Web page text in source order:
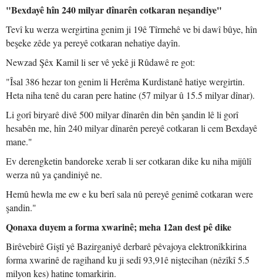
"Bexdayê hîn 240 milyar dînarên cotkaran neşandiye"
Tevî ku werza wergirtina genim ji 19ê Tîrmehê ve bi dawî bûye, hîn
beşeke zêde ya pereyê cotkaran nehatiye dayîn.
Newzad Şêx Kamil li ser vê yekê ji Rûdawê re got:
"Îsal 386 hezar ton genim li Herêma Kurdistanê hatiye wergirtin.
Heta niha tenê du caran pere hatine (57 milyar û 15.5 milyar dînar).
Li gorî biryarê divê 500 milyar dînarên din bên şandin lê li gorî
hesabên me, hîn 240 milyar dînarên pereyê cotkaran li cem Bexdayê
mane."
Ev derengketin bandoreke xerab li ser cotkaran dike ku niha mijûlî
werza nû ya çandiniyê ne.
Hemû hewla me ew e ku berî sala nû pereyê genimê cotkaran were
şandin."
Qonaxa duyem a forma xwarinê; meha 12an dest pê dike
Birêvebirê Giştî yê Bazirganiyê derbarê pêvajoya elektronîkkirina
forma xwarinê de ragihand ku ji sedî 93,91ê niştecihan (nêzîkî 5.5
milyon kes) hatine tomarkirin.